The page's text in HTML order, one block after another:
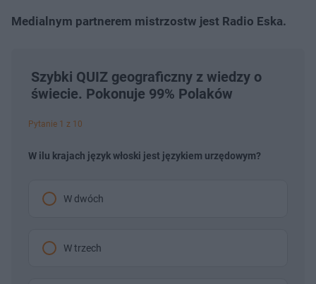
Medialnym partnerem mistrzostw jest Radio Eska.
Szybki QUIZ geograficzny z wiedzy o
świecie. Pokonuje 99% Polaków
Pytanie 1 z 10
W ilu krajach język włoski jest językiem urzędowym?
W dwóch
W trzech